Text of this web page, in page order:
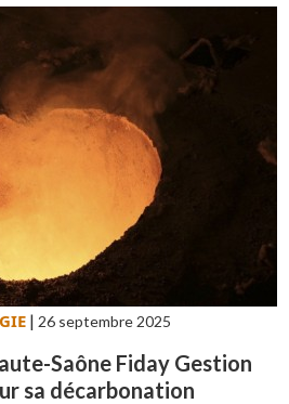
| 26 septembre 2025
Saône Fiday Gestion
sa décarbonation